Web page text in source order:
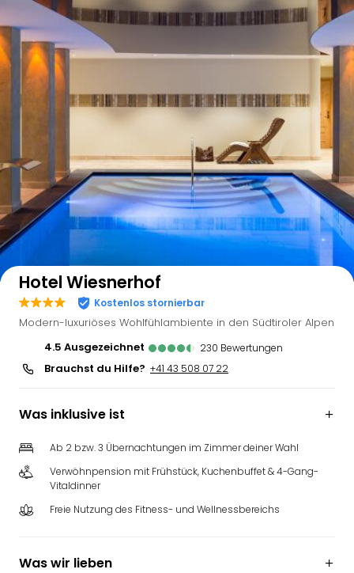
Auf der Karte anzeigen
Hotel Wiesnerhof
Kostenlos stornierbar
Modern-luxuriöses Wohlfühlambiente in den Südtiroler Alpen
4.5
ausgezeichnet 230 Bewertungen
Brauchst du Hilfe? +41 43 508 07 22
Was inklusive ist
Ab 2 bzw. 3 Übernachtungen im Zimmer deiner Wahl
Verwöhnpension mit Frühstück, Kuchenbuffet & 4-Gang-
Vitaldinner
Freie Nutzung des Fitness- und Wellnessbereichs
Was wir lieben